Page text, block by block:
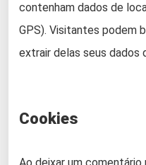
contenham dados de
GPS). Visitantes podem
extrair delas seus dados
Cookies